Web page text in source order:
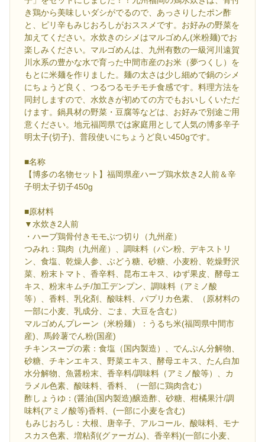
き鶏から美味しいダシがでるので、あっさりしたポン酢
と、ピリ辛もみじおろしがおススメです。お好みの野菜を
加えてください。水炊きのシメはマルゴめん(米粉麺)でお
楽しみください。マルゴめんは、九州有数の一級河川遠賀
川水系の豊かな水で育った中間市産のお米（夢つくし）を
もとに米麺を作りました。麺の太さは少し細めで鍋のシメ
にちょうど良く、つるつるモチモチ食感です。料理方法を
同封しますので、水炊きが初めての方でもおいしくいただ
けます。鍋具材の野菜・豆腐等などは、お好みで別途ご用
意ください。地元福岡県では家庭用として人気の博多辛子
明太子(切子)、普段使いにちょうど良い450gです。
■名称
【博多の名物セット】福岡県産ハーブ鶏水炊き2人前＆辛
子明太子切子450g
■原材料
▼水炊き2人前
・ハーブ鶏骨付きモモぶつ切り（九州産）
つみれ：鶏肉（九州産）、調味料（パン粉、デキストリ
ン、食塩、乾燥人参、ぶどう糖、砂糖、小麦粉、乾燥野沢
菜、粉末トマト、香辛料、昆布エキス、ゆず果皮、酵母エ
キス、粉末キムチ/加工デンプン、調味料（アミノ酸
等）、香料、乳化剤、酸味料、パプリカ色素、（原材料の
一部に小麦、乳成分、ごま、大豆を含む）
マルゴめんプレーン（米粉麺）：うるち米(福岡県中間市
産)、馬鈴薯でん粉(国産)
チキンスープの素：食塩（国内製造）、でんぷん分解物、
砂糖、チキンエキス、野菜エキス、酵母エキス、たん白加
水分解物、魚醤粉末、香辛料/調味料（アミノ酸等）、カ
ラメル色素、酸味料、香料、（一部に鶏肉含む）
酢しょうゆ：(醤油(国内製造)醸造酢、砂糖、柑橘果汁/調
味料(アミノ酸等)香料、(一部に小麦を含む)
もみじおろし：大根、唐辛子、アルコール、酸味料、モナ
スカス色素、増粘剤(グァーガム)、香辛料)(一部に小麦、